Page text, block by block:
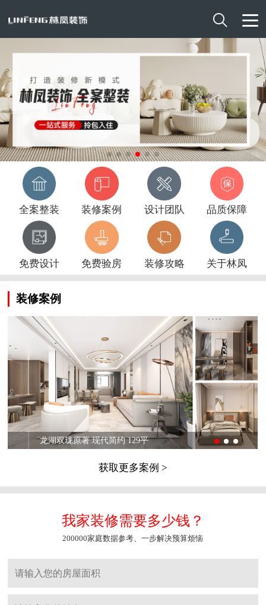

全案整装 装修案例 设计团队 品质保障
免费设计 免费验房 装修攻略 关于林凤
装修案例
龙湖双珑原著 现代简约 129平
获取更多案例 >
我家装修需要多少钱？
200000家庭数据参考、一步解决预算烦恼